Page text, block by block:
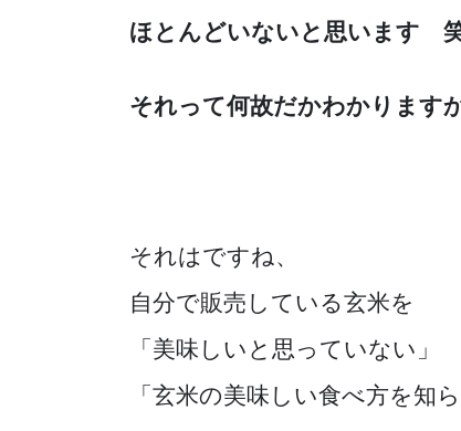
ほとんどいないと思います
それって何故だかわかります
それはですね、
自分で販売している玄米を
「美味しいと思っていない」
「玄米の美味しい食べ方を知ら